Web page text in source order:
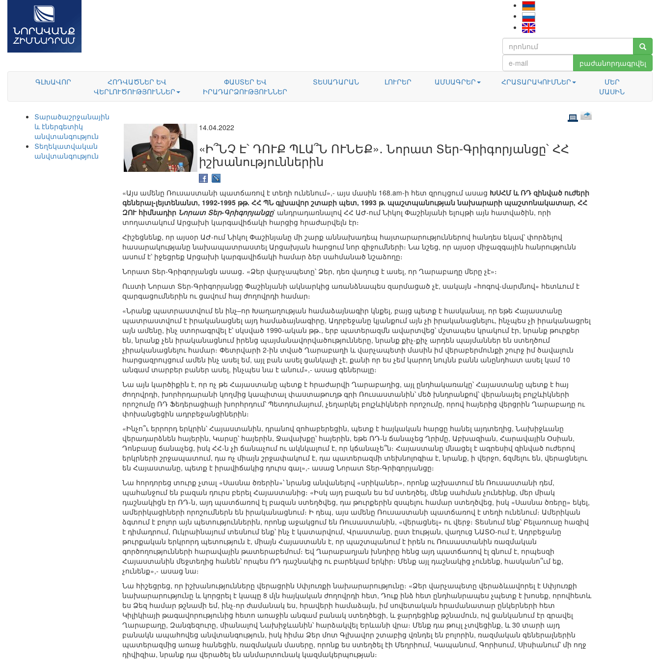
բաժանորդագրվել
ԳԼԽԱՎՈՐ
ՀՈԴՎԱԾՆԵՐ ԵՎ
ՎԵՐԼՈՒԾՈՒԹՅՈՒՆՆԵՐ
ՓԱՍՏԵՐ ԵՎ
ԻՐԱԴԱՐՁՈՒԹՅՈՒՆՆԵՐ
ՏԵՍԱԴԱՐԱՆ ԼՈՒՐԵՐ ԱՄՍԱԳՐԵՐ ՀՐԱՏԱՐԱԿՈՒՄՆԵՐ
ՄԵՐ
ՄԱՍԻՆ
Տարածաշրջանային
և էներգետիկ
անվտանգություն
Տեղեկատվական
անվտանգություն
14.04.2022
«Ի՞ՆՉ Է՝ ԴՈՒՔ ՊԼԱ՞Ն ՈՒՆԵՔ»․ Նորատ Տեր-Գրիգորյանցը՝ ՀՀ
իշխանություններին
«Այս ամենը Ռուսաստանի պատճառով է տեղի ունենում»,- այս մասին 168.am-ի հետ զրույցում ասաց ԽՍՀՄ և ՌԴ զինված ուժերի
գեներալ-լեյտենանտ, 1992-1995 թթ. ՀՀ ՊՆ գլխավոր շտաբի պետ, 1993 թ. պաշտպանության նախարարի պաշտոնակատար, ՀՀ
ԶՈՒ հիմնադիր Նորատ Տեր-Գրիգորյանցը՝ անդրադառնալով ՀՀ ԱԺ-ում Նիկոլ Փաշինյանի ելույթի այն հատվածին, որի
տողատակում Արցախի կարգավիճակի հարցից հրաժարվելն էր։
Հիշեցնենք, որ այսօր ԱԺ-ում Նիկոլ Փաշինյանը մի շարք աննախադեպ հայտարարություններով հանդես եկավ՝ փորձելով
հասարակությանը նախապատրաստել Արցախյան հարցում նոր զիջումների։ Նա նշեց, որ այսօր միջազգային հանրությունն
ասում է՝ իջեցրեք Արցախի կարգավիճակի համար ձեր սահմանած նշաձողը։
Նորատ Տեր-Գրիգորյանցն ասաց․ «Ձեր վարչապետը՝ Ձեր, դեռ վաղուց է ասել, որ Ղարաբաղը մերը չէ»։
Ուստի Նորատ Տեր-Գրիգորյանցը Փաշինյանի ակնարկից առանձնապես զարմացած չէ, սակայն «հոգով-մարմնով» հետևում է
զարգացումներին ու ցավում հայ ժողովրդի համար։
«Նրանք պատրաստվում են ինչ–որ Խաղաղության համաձայնագիր կնքել, բայց պետք է հասկանալ, որ եթե Հայաստանը
պատրաստվում է իրականացնել այդ համաձայնագիրը, Ադրբեջանը կյանքում այն չի իրականացնելու, ինչպես չի իրականացրել
այն ամենը, ինչ ստորագրվել է՝ սկսված 1990-ական թթ․, երբ պատերազմն ավարտվեց՝ մշտապես կրակում էր, նրանք թուրքեր
են, նրանք չեն իրականացնում իրենց պայմանավորվածությունները, նրանք քիչ-քիչ արդեն պայմաններ են ստեղծում
չիրականացնելու համար։ Փետրվարի 2-ին տված Ղարաբաղի և վարչապետի մասին իմ վերաբերմունքի շուրջ իմ ծավալուն
հարցազրույցում ամեն ինչ ասել եմ, այլ բան ասել ցանկալի չէ, քանի որ ես չեմ կարող նույնն բանն անընդհատ ասել կամ 10
անգամ տարբեր բաներ ասել, ինչպես նա է անում»,- ասաց գեներալը։
Նա այն կարծիքին է, որ ոչ թե Հայաստանը պետք է հրաժարվի Ղարաբաղից, այլ ընդհակառակը՝ Հայաստանը պետք է հայ
ժողովրդի, խորհրդարանի կողմից կապիտալ փաստաթուղթ գրի Ռուսաստանին՝ մեծ խնդրանքով՝ վերանայել բոլշևիկների
որոշումը ՌԴ Ֆեդերացիայի խորհրդում՝ Պետդումայում, չեղարկել բոլշևիկների որոշումը, որով հայերից վերցրին Ղարաբաղը ու
փոխանցեցին ադրբեջանցիներին։
«Ինչո՞ւ երրորդ երկրին՝ Հայաստանին, դրանով զոհաբերեցին, պետք է հայկական հարցը հանել այդտեղից, Նախիջևանը
վերադարձնեն հայերին, Կարսը՝ հայերին, Ջավախքը՝ հայերին, եթե ՌԴ-ն ճանաչեց Ղրիմը, Աբխազիան, Հարավային Օսիան,
Դոնբասը ճանաչեց, իսկ ՀՀ-ն չի ճանաչում ու ակնկալում է, որ կճանաչե՞ն։ Հայաստանը մնացել է ագրեսիվ զինված ուժերով
երկրների շրջապատում, դա ոչ միայն շրջափակում է, դա պատերազմի տեխնոլոգիա է, նրանք, ի վերջո, ճզմելու են, վերացնելու
են Հայաստանը, պետք է իրավիճակից դուրս գալ»,- ասաց Նորատ Տեր-Գրիգորյանցը։
Նա հորդորեց տուրք չտալ «Սասնա ծռերին»՝ նրանց անվանելով «սրիկաներ», որոնք աշխատում են Ռուսաստանի դեմ,
պահանջում են բազան դուրս բերել Հայաստանից։ «Իսկ այդ բազան ես եմ ստեղծել, մենք սահման չունեինք, մեր միակ
դաշնակիցն էր ՌԴ-ն, այդ պատճառով էլ բազան ստեղծվեց, դա թուրքերին զսպելու համար ստեղծվեց, իսկ «Սասնա ծռերը» եկել,
ամերիկացիների որոշումներն են իրականացնում։ Ի դեպ, այս ամենը Ռուսաստանի պատճառով է տեղի ունենում։ Ամերիկան
ձգտում է բոլոր այն պետություններին, որոնք աջակցում են Ռուսաստանին, «վերացնել» ու վերջ։ Տեսնում ենք՝ Բելառուսը հազիվ
է դիմադրում, Ուկրաինայում տեսնում ենք՝ ինչ է կատարվում, Վրաստանը, ըստ էության, վաղուց ՆԱՏՕ-ում է, Ադրբեջանը
թուրքական երկրորդ պետություն է, միայն Հայաստանն է, որ պաշտպանում է իրեն ու Ռուսաստանին ռազմական
գործողությունների հարավային թատերաբեմում։ Եվ Ղարաբաղյան խնդիրը հենց այդ պատճառով էլ գնում է, որպեսզի
Հայաստանին մեջտեղից հանեն՝ որպես ՌԴ դաշնակից ու բարեկամ երկիր։ Մենք այլ դաշնակից չունենք, հասկանո՞ւմ եք,
չունենք»,- ասաց նա։
Նա հիշեցրեց, որ իշխանությունները վերացրին Սփյուռքի նախարարությունը։ «Ձեր վարչապետը վերաձևավորել է Սփյուռքի
նախարարությունը և կորցրել է կապը 8 մլն հայկական ժողովրդի հետ, Դուք ինձ հետ ընդհանրապես չպետք է խոսեք, որովհետև
ես Ձեզ համար թշնամի եմ, ինչ-որ ժամանակ ես, հրավերի համաձայն, իմ սովետական հրամանատար ընկերների հետ
Կիլիկիայի թագավորությունից հետո առաջին անգամ բանակ ստեղծեցի, և ջարդեցինք թշնամուն, ով ցանկանում էր գրավել
Ղարաբաղը, Զանգեզուրը, միանալով Նախիջևանին՝ հարձակվել Երևանի վրա։ Մենք դա թույլ չտվեցինք, և 30 տարի այդ
բանակն ապահովեց անվտանգություն, իսկ հիմա Ձեր մոտ Գլխավոր շտաբից վռնդել են բոլորին, ռազմական գեներալներին
պատերազմից առաջ հանեցին, ռազմական մասերը, որոնք ես ստեղծել էի Մեղրիում, Կապանում, Գորիսում, Սիսիանում՝ մի ողջ
դիվիզիա, նրանք դա վերածել են անմարտունակ կազմակերպության։